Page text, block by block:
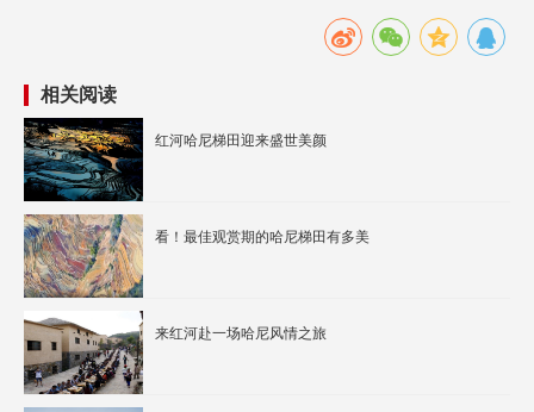
相关阅读
红河哈尼梯田迎来盛世美颜
看！最佳观赏期的哈尼梯田有多美
来红河赴一场哈尼风情之旅